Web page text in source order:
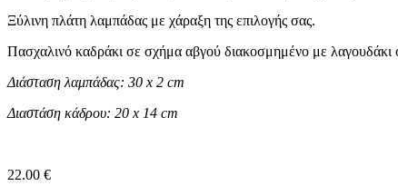
Ξύλινη πλάτη λαμπάδας με χάραξη της επιλογής σας.
Πασχαλινό καδράκι σε σχήμα αβγού διακοσμημένο με
Διάσταση λαμπάδας: 30 x 2 cm
Διαστάση κάδρου: 20 x 14 cm
22.00 €